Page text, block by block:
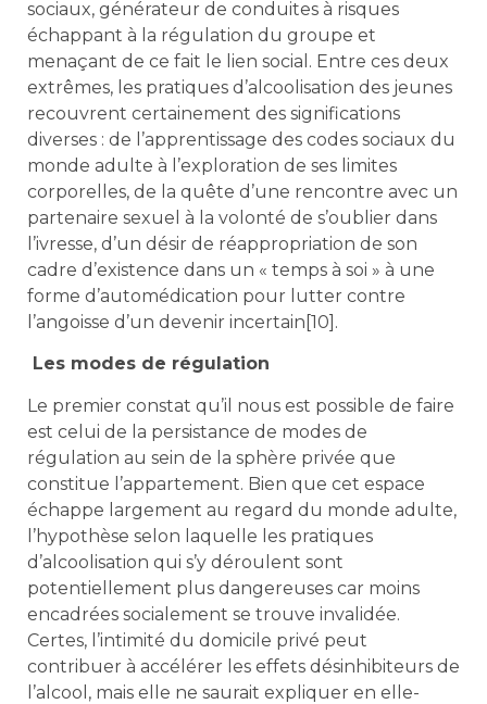
sociaux, générateur de conduites à risques
échappant à la régulation du groupe et
menaçant de ce fait le lien social. Entre ces deux
extrêmes, les pratiques d’alcoolisation des jeunes
recouvrent certainement des significations
diverses : de l’apprentissage des codes sociaux du
monde adulte à l’exploration de ses limites
corporelles, de la quête d’une rencontre avec un
partenaire sexuel à la volonté de s’oublier dans
l’ivresse, d’un désir de réappropriation de son
cadre d’existence dans un « temps à soi » à une
forme d’automédication pour lutter contre
l’angoisse d’un devenir incertain[10].
Les modes de régulation
Le premier constat qu’il nous est possible de faire
est celui de la persistance de modes de
régulation au sein de la sphère privée que
constitue l’appartement. Bien que cet espace
échappe largement au regard du monde adulte,
l’hypothèse selon laquelle les pratiques
d’alcoolisation qui s’y déroulent sont
potentiellement plus dangereuses car moins
encadrées socialement se trouve invalidée.
Certes, l’intimité du domicile privé peut
contribuer à accélérer les effets désinhibiteurs de
l’alcool, mais elle ne saurait expliquer en elle-